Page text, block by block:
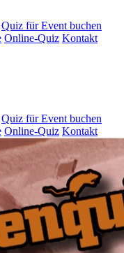
Quiz für Event buchen
Online-Quiz Kontakt
Quiz für Event buchen
Online-Quiz Kontakt